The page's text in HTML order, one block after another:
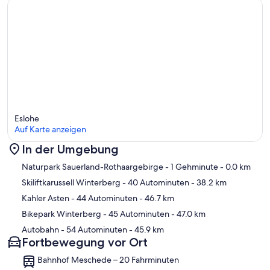
Karte
Eslohe
Auf Karte anzeigen
In der Umgebung
Naturpark Sauerland-Rothaargebirge- 1 Gehminute- 0.0 km
Skiliftkarussell Winterberg - 40 Autominuten- 38.2 km
Kahler Asten- 44 Autominuten- 46.7 km
Bikepark Winterberg - 45 Autominuten- 47.0 km
Autobahn- 54 Autominuten- 45.9 km
Fortbewegung vor Ort
Bahnhof Meschede – 20 Fahrminuten